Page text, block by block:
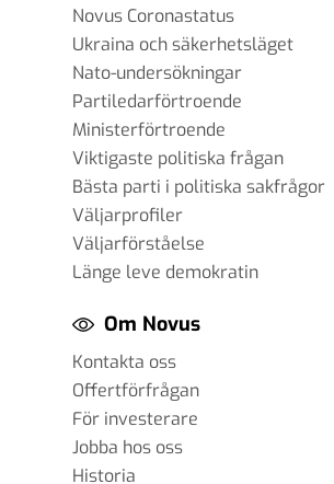
Novus Coronastatus
Ukraina och säkerhetsläget
Nato-undersökningar
Partiledarförtroende
Ministerförtroende
Viktigaste politiska frågan
Bästa parti i politiska sakfrågor
Väljarprofiler
Väljarförståelse
Länge leve demokratin
Om Novus
Kontakta oss
Offertförfrågan
För investerare
Jobba hos oss
Historia